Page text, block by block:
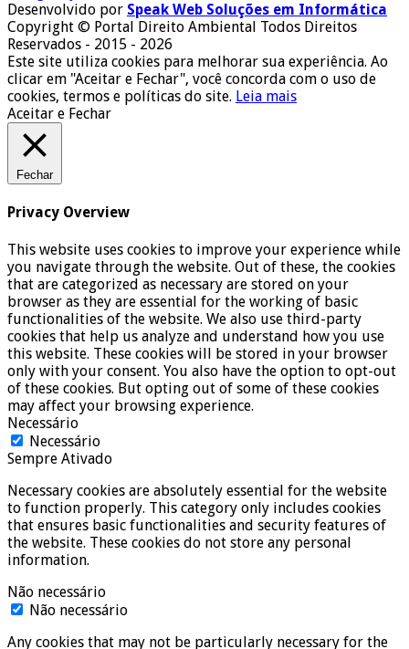
Desenvolvido por Speak Web Soluções em Informática
Copyright © Portal Direito Ambiental Todos Direitos
Reservados - 2015 - 2026
Este site utiliza cookies para melhorar sua experiência. Ao
clicar em "Aceitar e Fechar", você concorda com o uso de
cookies, termos e políticas do site. Leia mais
Aceitar e Fechar
Fechar
Privacy Overview
This website uses cookies to improve your experience while
you navigate through the website. Out of these, the cookies
that are categorized as necessary are stored on your
browser as they are essential for the working of basic
functionalities of the website. We also use third-party
cookies that help us analyze and understand how you use
this website. These cookies will be stored in your browser
only with your consent. You also have the option to opt-out
of these cookies. But opting out of some of these cookies
may affect your browsing experience.
Necessário
Necessário
Sempre Ativado
Necessary cookies are absolutely essential for the website
to function properly. This category only includes cookies
that ensures basic functionalities and security features of
the website. These cookies do not store any personal
information.
Não necessário
Não necessário
Any cookies that may not be particularly necessary for the